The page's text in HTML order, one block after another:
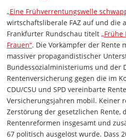
„Eine Frühverrentungswelle
wirtschaftsliberale FAZ auf und die
Frankfurter Rundschau titelt
Frauen“. Die Vorkämpfer der Rente
massiver propagandistischer
Bundessozialministeriums und der
Rentenversicherung gegen die im
CDU/CSU und SPD vereinbarte
Versicherungsjahren mobil. Keiner
Zerstörung der gesetzlichen Rente,
Rentenreformen insgesamt und
67 politisch ausgelöst wurde. Dass